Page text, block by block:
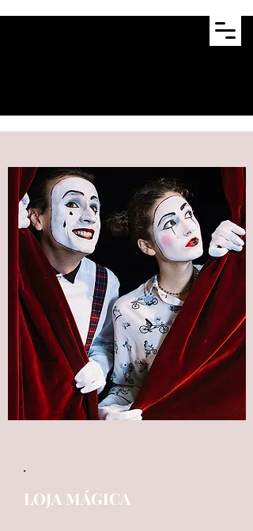
.
LOJA MÁGICA​